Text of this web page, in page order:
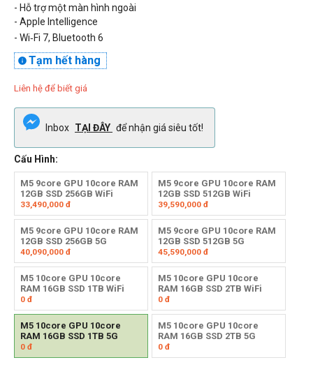
- Hỗ trợ một màn hình ngoài
- Apple Intelligence
- Wi‑Fi 7, Bluetooth 6
Tạm hết hàng

Liên hệ để biết giá
Inbox TẠI ĐÂY để nhận giá siêu tốt!
Cấu Hình:
M5 9core GPU 10core RAM
12GB SSD 256GB WiFi
33,490,000 đ
M5 9core GPU 10core RAM
12GB SSD 512GB WiFi
39,590,000đ
M5 9core GPU 10core RAM
12GB SSD 256GB 5G
40,090,000 đ
M5 9core GPU 10core RAM
12GB SSD 512GB 5G
45,590,000đ
M5 10core GPU 10core
RAM 16GB SSD 1TB WiFi
0 đ
M5 10core GPU 10core
RAM 16GB SSD 2TB WiFi
0đ
M5 10core GPU 10core
RAM 16GB SSD 1TB 5G
0 đ
M5 10core GPU 10core
RAM 16GB SSD 2TB 5G
0đ